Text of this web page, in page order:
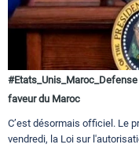
faveur du Maroc
C’est désormais officiel. Le
vendredi, la Loi sur